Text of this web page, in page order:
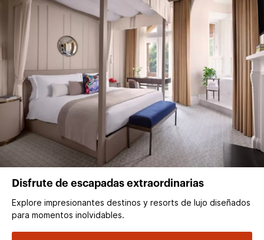
Disfrute de escapadas extraordinarias
Explore impresionantes destinos y resorts de lujo diseñados
para momentos inolvidables.